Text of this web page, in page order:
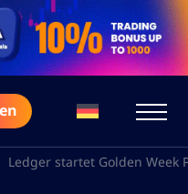
Ledger startet Golden